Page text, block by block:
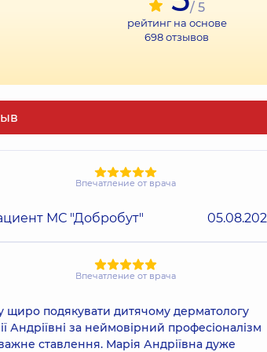
/ 5
рейтинг на основе
698отзывов
Впечатление от врача
МС "Добробут"
Впечатление от врача
щиро подякувати дитячому дерматологу
Андріївні за неймовірний професіоналізм
ставлення. Марія Андріївна дуже